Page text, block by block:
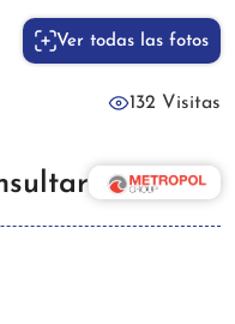
Ver todas las fotos
132 Visitas